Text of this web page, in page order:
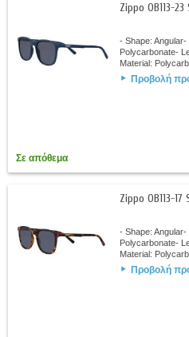
Zippo OB113-
- Shape:
Polycarbonate-
Material:
Base curve: 2C
Προβολή
Σε απόθεμα
Zippo OB113-
- Shape:
Polycarbonate-
Material:
Base curve: 2C
Προβολή